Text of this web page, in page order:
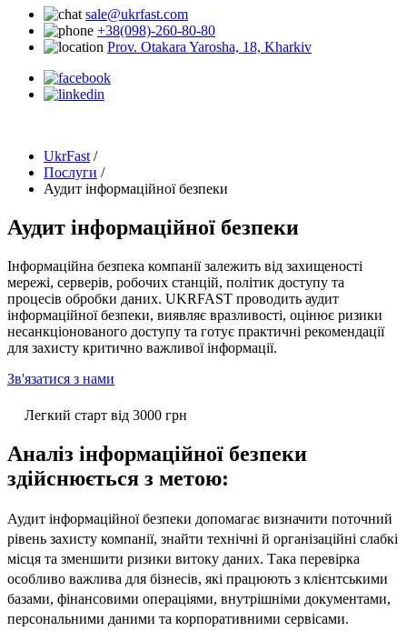
sale@ukrfast.com
+38(098)-260-80-80
Prov. Otakara Yarosha, 18, Kharkiv
UkrFast /
Послуги /
Аудит інформаційної безпеки
Аудит інформаційної безпеки
Інформаційна безпека компанії залежить від захищеності
мережі, серверів, робочих станцій, політик доступу та
процесів обробки даних. UKRFAST проводить аудит
інформаційної безпеки, виявляє вразливості, оцінює ризики
несанкціонованого доступу та готує практичні рекомендації
для захисту критично важливої інформації.
Зв'язатися з нами
Легкий старт від 3000 грн
Аналіз інформаційної безпеки
здійснюється з метою:
Аудит інформаційної безпеки допомагає визначити поточний
рівень захисту компанії, знайти технічні й організаційні слабкі
місця та зменшити ризики витоку даних. Така перевірка
особливо важлива для бізнесів, які працюють з клієнтськими
базами, фінансовими операціями, внутрішніми документами,
персональними даними та корпоративними сервісами.